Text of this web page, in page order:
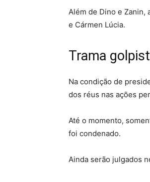
Além de Dino e Zanin,
e Cármen Lúcia.
Trama
Na condição de
dos réus nas ações
Até o momento,
foi condenado.
Ainda serão julgados